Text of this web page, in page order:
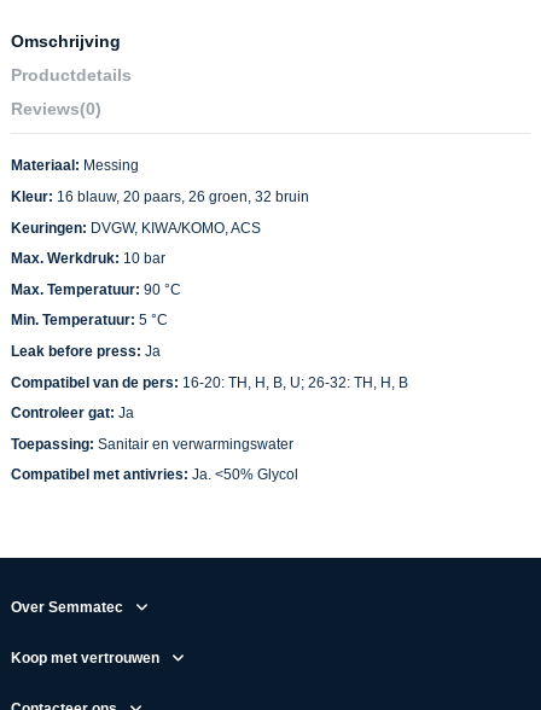
Omschrijving
Productdetails
Reviews(0)
Materiaal: Messing
Kleur: 16 blauw, 20 paars, 26 groen, 32 bruin
Keuringen: DVGW, KIWA/KOMO, ACS
Max. Werkdruk: 10 bar
Max. Temperatuur: 90 °C
Min. Temperatuur: 5 °C
Leak before press: Ja
Compatibel van de pers: 16-20: TH, H, B, U; 26-32: TH, H, B
Controleer gat: Ja
Toepassing: Sanitair en verwarmingswater
Compatibel met antivries: Ja. <50% Glycol
Over Semmatec
Koop met vertrouwen